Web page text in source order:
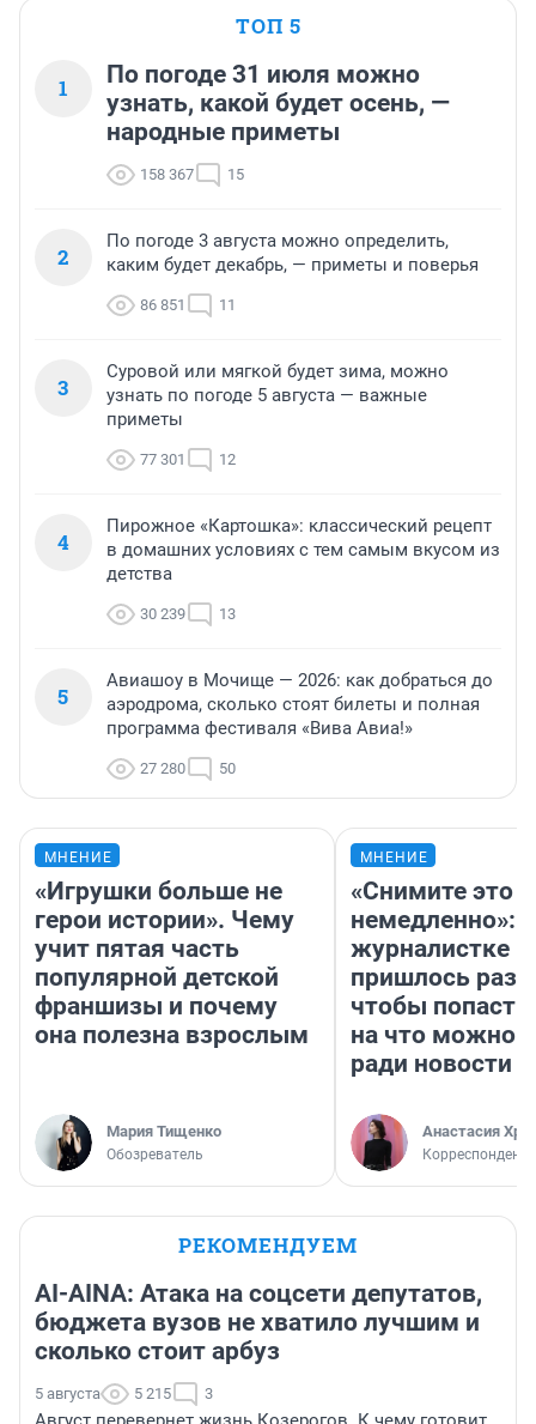
ТОП 5
1
По погоде 31 июля можно
узнать, какой будет осень, —
народные приметы
158 367 15
2
По погоде 3 августа можно определить,
каким будет декабрь, — приметы и поверья
86 851 11
3
Суровой или мягкой будет зима, можно
узнать по погоде 5 августа — важные
приметы
77 301 12
4
Пирожное «Картошка»: классический рецепт
в домашних условиях с тем самым вкусом из
детства
30 239 13
5
Авиашоу в Мочище — 2026: как добраться до
аэродрома, сколько стоят билеты и полная
программа фестиваля «Вива Авиа!»
27 280 50
МНЕНИЕ
«Игрушки больше не
герои истории». Чему
учит пятая часть
популярной детской
франшизы и почему
она полезна взрослым
Мария Тищенко
Обозреватель
МНЕНИЕ
«Снимите это
немедленно»:
журналистке
пришлось
чтобы попасть
на что можно
ради новости
Анастасия
Корреспондент
РЕКОМЕНДУЕМ
AI-AINA: Атака на соцсети депутатов,
бюджета вузов не хватило лучшим и
сколько стоит арбуз
5 августа 5 215 3